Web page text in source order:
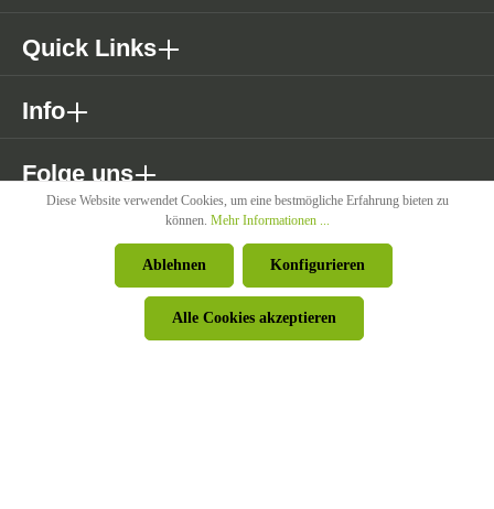
Folge uns
Quick Links
Info
© Pircher Oberland GmbH - Powered by426 - Your Digital Upgrade
nicht anders angegeben.
Diese Website verwendet Cookies, um eine bestmögliche Erfahrung bieten zu
können. Mehr Informationen ...
Ablehnen Konfigurieren
Alle Cookies akzeptieren